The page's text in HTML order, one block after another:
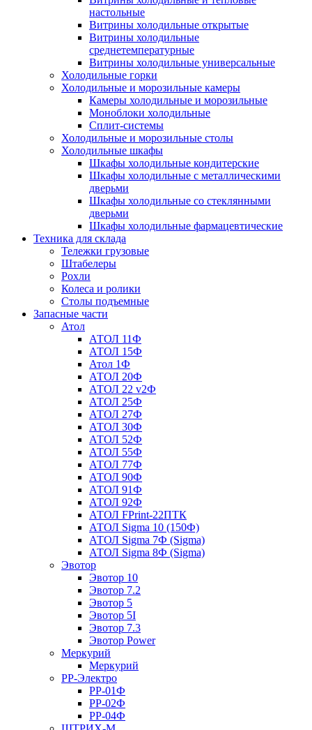
настольные
Витрины холодильные открытые
Витрины холодильные
среднетемпературные
Витрины холодильные универсальные
Холодильные горки
Холодильные и морозильные камеры
Камеры холодильные и морозильные
Моноблоки холодильные
Сплит-системы
Холодильные и морозильные столы
Холодильные шкафы
Шкафы холодильные кондитерские
Шкафы холодильные с металлическими
дверьми
Шкафы холодильные со стеклянными
дверьми
Шкафы холодильные фармацевтические
Техника для склада
Тележки грузовые
Штабелеры
Рохли
Колеса и ролики
Столы подъемные
Запасные части
Атол
АТОЛ 11Ф
АТОЛ 15Ф
Атол 1Ф
АТОЛ 20Ф
АТОЛ 22 v2Ф
АТОЛ 25Ф
АТОЛ 27Ф
АТОЛ 30Ф
АТОЛ 52Ф
АТОЛ 55Ф
АТОЛ 77Ф
АТОЛ 90Ф
АТОЛ 91Ф
АТОЛ 92Ф
АТОЛ FPrint-22ПТК
АТОЛ Sigma 10 (150Ф)
АТОЛ Sigma 7Ф (Sigma)
АТОЛ Sigma 8Ф (Sigma)
Эвотор
Эвотор 10
Эвотор 7.2
Эвотор 5
Эвотор 5I
Эвотор 7.3
Эвотор Power
Меркурий
Меркурий
РР-Электро
РР-01Ф
РР-02Ф
РР-04Ф